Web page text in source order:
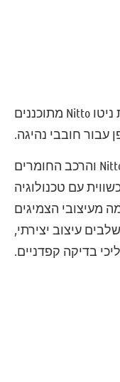
צמיגים ספורטיביים מבית ניטו Nitto מתוכננים
עבור חובבי נהיגה.
עיצוב סוליות הצמיגים של Nitto והרכב החומרים
עם טכנולוגיה
מעיצובי הצמיגים
עיצוב יצירתי,
בדיקה קפדניים.